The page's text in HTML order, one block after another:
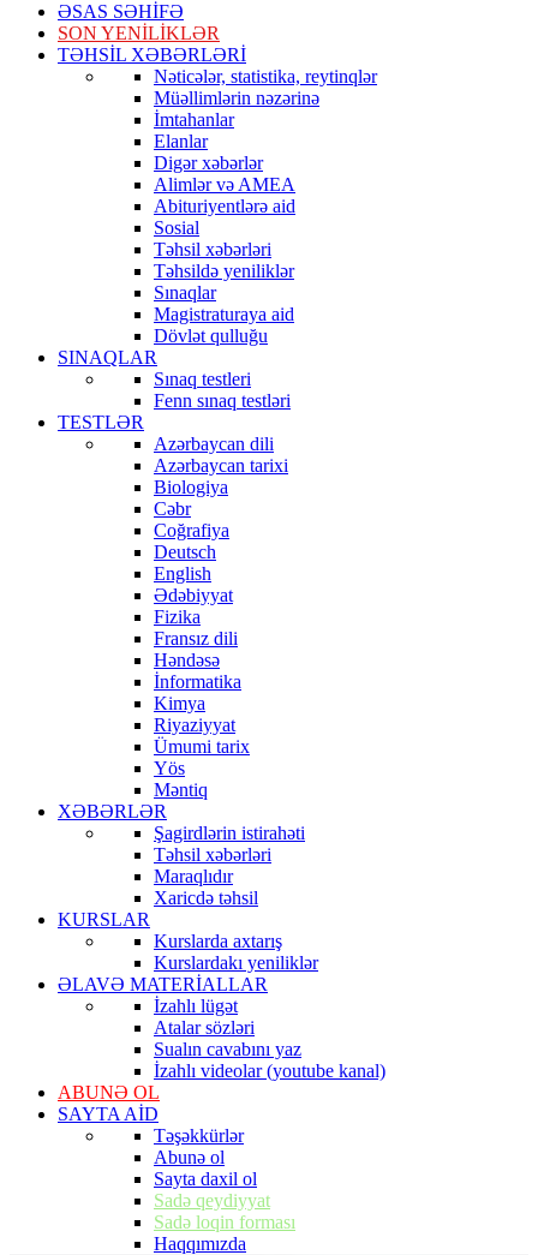
ƏSAS SƏHİFƏ
SON YENİLİKLƏR
TƏHSİL XƏBƏRLƏRİ
Nəticələr, statistika, reytinqlər
Müəllimlərin nəzərinə
İmtahanlar
Elanlar
Digər xəbərlər
Alimlər və AMEA
Abituriyentlərə aid
Sosial
Təhsil xəbərləri
Təhsildə yeniliklər
Sınaqlar
Magistraturaya aid
Dövlət qulluğu
SINAQLAR
Sınaq testleri
Fenn sınaq testləri
TESTLƏR
Azərbaycan dili
Azərbaycan tarixi
Biologiya
Cəbr
Coğrafiya
Deutsch
English
Ədəbiyyat
Fizika
Fransız dili
Həndəsə
İnformatika
Kimya
Riyaziyyat
Ümumi tarix
Yös
Məntiq
XƏBƏRLƏR
Şagirdlərin istirahəti
Təhsil xəbərləri
Maraqlıdır
Xaricdə təhsil
KURSLAR
Kurslarda axtarış
Kurslardakı yeniliklər
ƏLAVƏ MATERİALLAR
İzahlı lügət
Atalar sözləri
Sualın cavabını yaz
İzahlı videolar (youtube kanal)
ABUNƏ OL
SAYTA AİD
Təşəkkürlər
Abunə ol
Sayta daxil ol
Sadə qeydiyyat
Sadə loqin forması
Haqqımızda